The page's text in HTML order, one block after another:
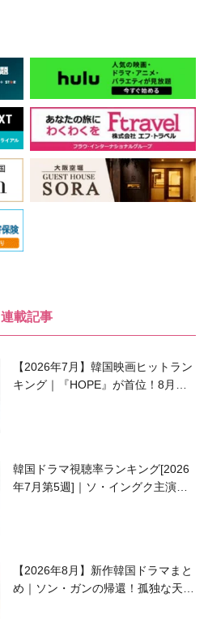
連載記事
【2026年7月】韓国映画ヒットラン
キング｜『HOPE』が首位！8月公
韓国ドラマ視聴率ランキング[2026
年7月第5週]｜ソ・イングク主演の
【2026年8月】新作韓国ドラマまと
め｜ソン・ガンの帰還！孤独な天才